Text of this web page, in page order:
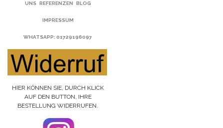
UNS
REFERENZEN BLOG
IMPRESSUM
WHATSAPP: 01729196097
HIER KÖNNEN SIE, DURCH KLICK
AUF DEN BUTTON, IHRE
BESTELLUNG WIDERRUFEN.